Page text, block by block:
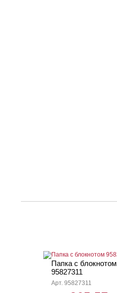
Папка с блокнотом
95827311
Арт. 95827311